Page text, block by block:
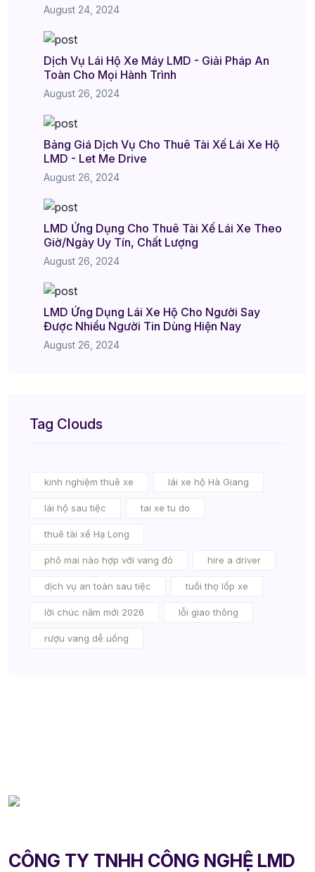
August 24, 2024
Dịch Vụ Lái Hộ Xe Máy LMD - Giải Pháp An
Toàn Cho Mọi Hành Trình
August 26, 2024
Bảng Giá Dịch Vụ Cho Thuê Tài Xế Lái Xe Hộ
LMD - Let Me Drive
August 26, 2024
LMD Ứng Dụng Cho Thuê Tài Xế Lái Xe Theo
Giờ/Ngày Uy Tín, Chất Lượng
August 26, 2024
LMD Ứng Dụng Lái Xe Hộ Cho Người Say
Được Nhiều Người Tin Dùng Hiện Nay
August 26, 2024
Tag Clouds
kinh nghiệm thuê xe lái xe hộ Hà Giang
lái hộ sau tiệc tai xe tu do
thuê tài xế Hạ Long
phô mai nào hợp với vang đỏ hire a driver
dịch vụ an toàn sau tiệc tuổi thọ lốp xe
lời chúc năm mới 2026 lỗi giao thông
rượu vang dễ uống
CÔNG TY TNHH CÔNG NGHỆ LMD